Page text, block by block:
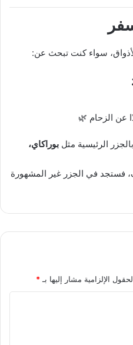
سواء كنت تبحث عن:
عن الزحام 🌿
الرئيسية مثل بوراكاي،
فستجد في الجزر غير المشهورة
الإلزامية مشار إليها بـ *